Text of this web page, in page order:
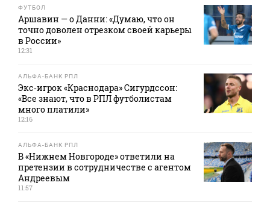
ФУТБОЛ
Аршавин — о Данни: «Думаю, что он
точно доволен отрезком своей карьеры
в России»
12:31
АЛЬФА-БАНК РПЛ
Экс‑игрок «Краснодара» Сигурдссон:
«Все знают, что в РПЛ футболистам
много платили»
12:16
АЛЬФА-БАНК РПЛ
В «Нижнем Новгороде» ответили на
претензии в сотрудничестве с агентом
Андреевым
11:57